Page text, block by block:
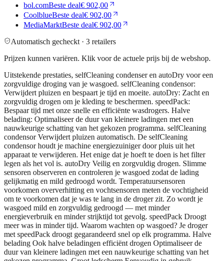
bol.comBeste deal€ 902,00
CoolblueBeste deal€ 902,00
MediaMarktBeste deal€ 902,00
Automatisch gecheckt · 3 retailers
Prijzen kunnen variëren. Klik voor de actuele prijs bij de webshop.
Uitstekende prestaties, selfCleaning condenser en autoDry voor een
zorgvuldige droging van je wasgoed. selfCleaning condensor:
Verwijdert pluizen en bespaart je tijd en moeite. autoDry: Zacht en
zorgvuldig drogen om je kleding te beschermen. speedPack:
Bespaar tijd met onze snelle en efficiënte wasdrogers. Halve
belading: Optimaliseer de duur van kleinere ladingen met een
nauwkeurige schatting van het gekozen programma. selfCleaning
condensor Verwijdert pluizen automatisch. De selfCleaning
condensor houdt je machine energiezuiniger door pluis uit het
apparaat te verwijderen. Het enige dat je hoeft te doen is het filter
legen als het vol is. autoDry Veilig en zorgvuldig drogen. Slimme
sensoren observeren en controleren je wasgoed zodat de lading
gelijkmatig en mild gedroogd wordt. Temperatuursensoren
voorkomen oververhitting en vochtsensoren meten de vochtigheid
om te voorkomen dat je was te lang in de droger zit. Zo wordt je
wasgoed mild en zorgvuldig gedroogd — met minder
energieverbruik en minder strijktijd tot gevolg. speedPack Droogt
meer was in minder tijd. Waarom wachten op wasgoed? Je droger
met speedPack droogt gegarandeerd snel op elk programma. Halve
belading Ook halve beladingen efficiënt drogen Optimaliseer de
duur van kleinere ladingen met een nauwkeurige schatting van het